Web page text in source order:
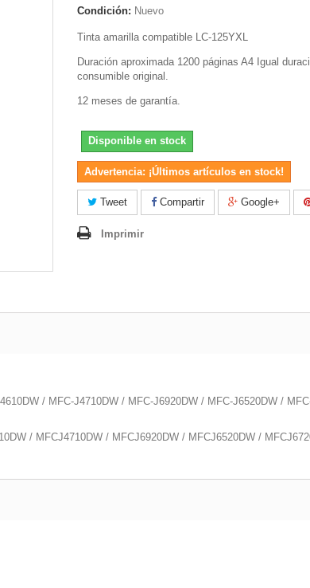
Condición: Nuevo
Tinta amarilla compatible LC-125YXL
Duración aproximada 1200 páginas A4 Igual
consumible original.
12 meses de garantía.
Disponible en stock
Advertencia: ¡Últimos artículos en stock!
Tweet Compartir Google+
Imprimir
/ MFC-J4710DW / MFC-J6920DW / MFC-J6520DW /
/ MFCJ4710DW / MFCJ6920DW / MFCJ6520DW /